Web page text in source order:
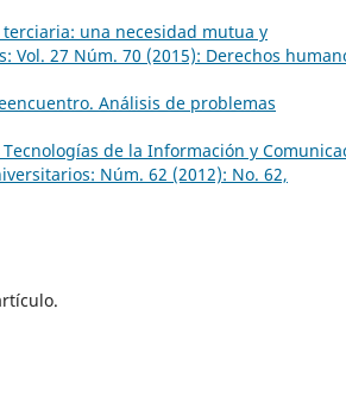
una necesidad mutua y
27 Núm. 70 (2015): Derechos
Análisis de problemas
de la Información y
Núm. 62 (2012): No. 62,